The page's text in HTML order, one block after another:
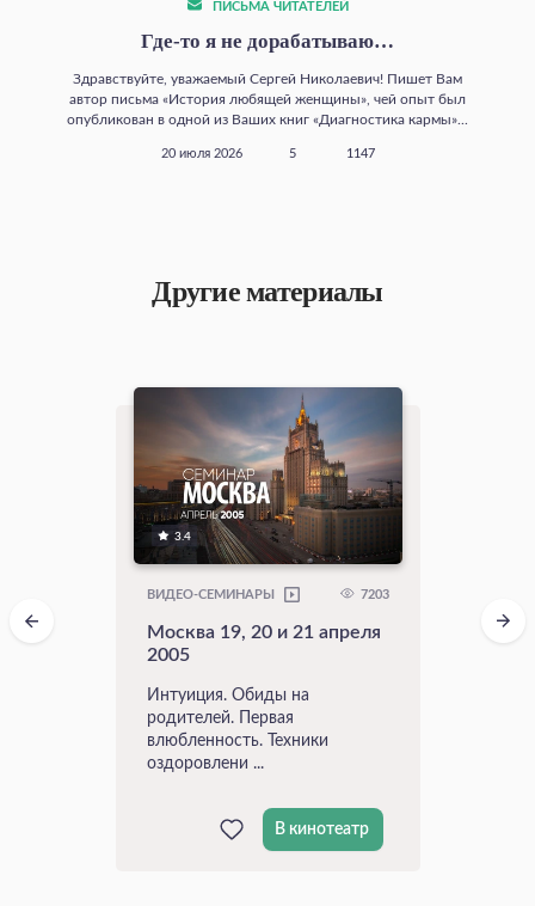
ПИСЬМА ЧИТАТЕЛЕЙ
Где‑то я не дорабатываю…
Здравствуйте, уважаемый Сергей Николаевич! Пишет Вам
автор письма «История любящей женщины», чей опыт был
опубликован в одной из Ваших книг «Диагностика кармы»...
20 июля 2026 5 1147
Другие материалы
3.4
ВИДЕО-СЕМИНАРЫ 7203
Москва 19, 20 и 21 апреля
2005
Интуиция. Обиды на
родителей. Первая
влюбленность. Техники
оздоровлени ...
В кинотеатр